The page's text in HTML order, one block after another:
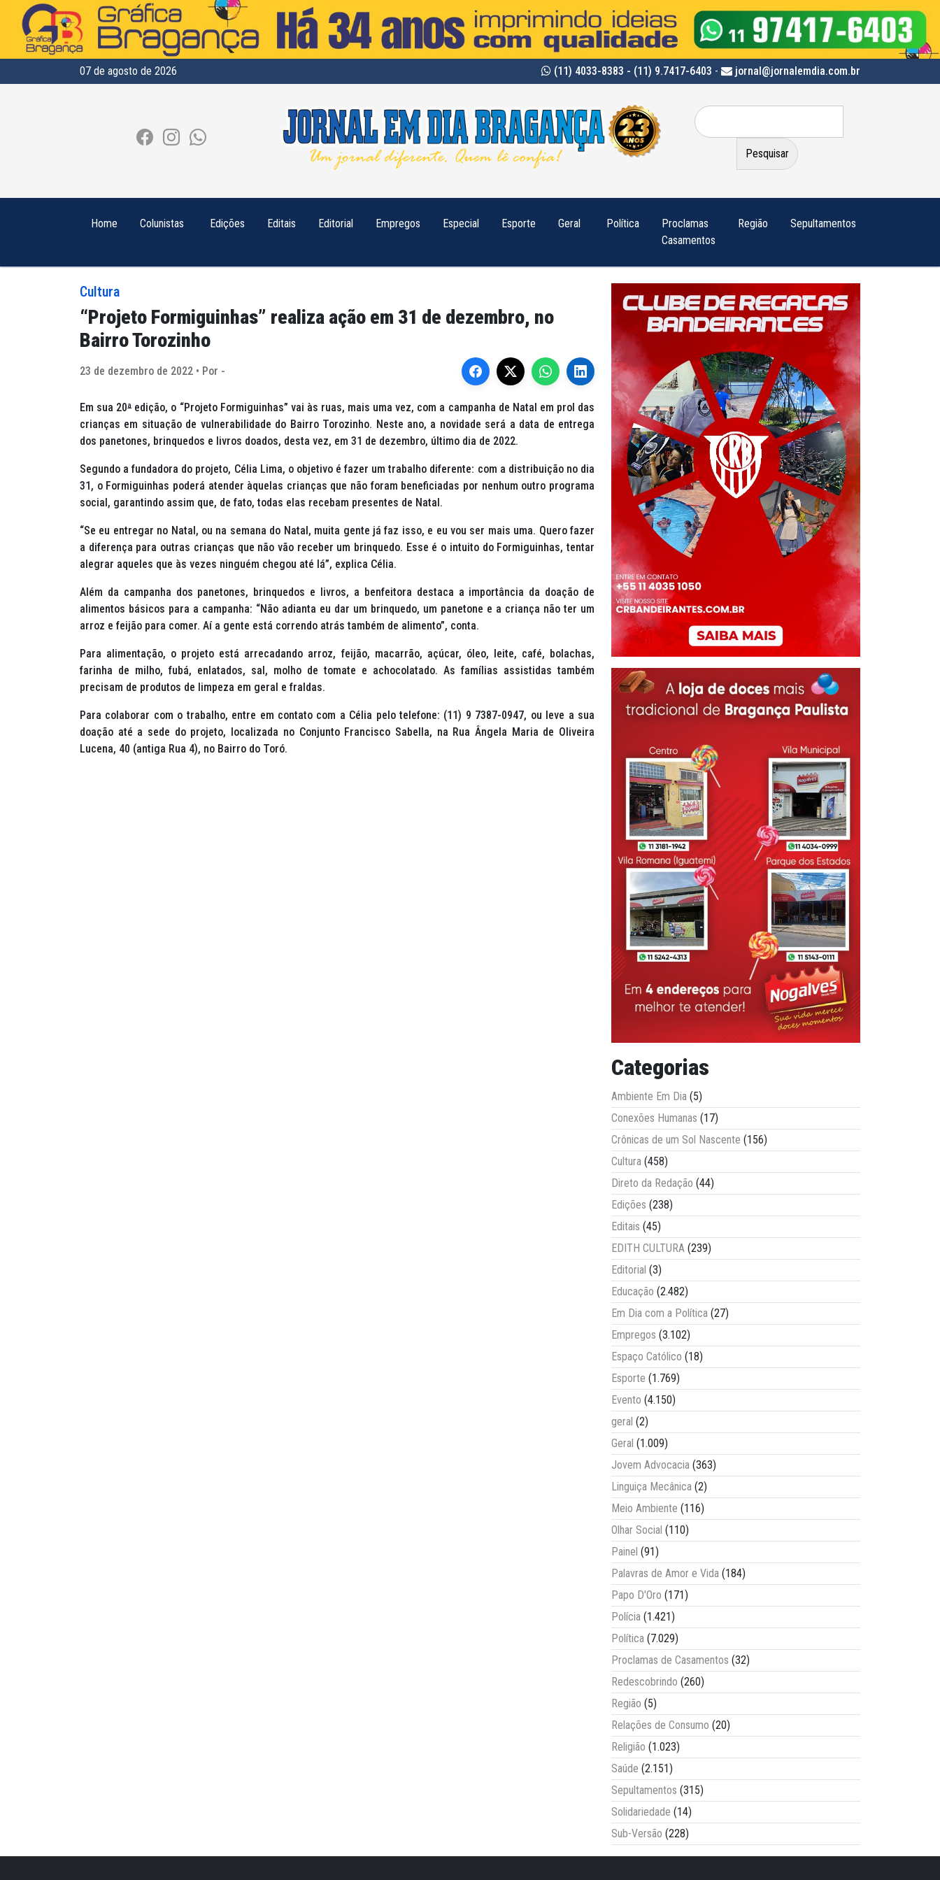
07 de agosto de 2026 (11) 4033-8383 - (11) 9.7417-6403 - jornal@jornalemdia.com.br
Pesquisar
por:
Home Colunistas Edições Editais Editorial Empregos Especial Esporte Geral Política
Proclamas
Casamentos
Região Sepultamentos
Cultura
“Projeto Formiguinhas” realiza ação em 31 de dezembro, no
Bairro Torozinho
23 de dezembro de 2022 • Por -
Em sua 20ªedição, o “Projeto Formiguinhas” vai às ruas, mais uma vez, com a campanha de Natal em prol das
crianças em situação de vulnerabilidade do Bairro Torozinho. Neste ano, a novidade será a data de entrega
dos panetones, brinquedos e livros doados, desta vez, em 31 de dezembro, último dia de 2022.
Segundo a fundadora do projeto, Célia Lima, o objetivo é fazer um trabalho diferente: com a distribuição no dia
31, o Formiguinhas poderá atender àquelas crianças que não foram beneficiadas por nenhum outro programa
social, garantindo assim que, de fato, todas elas recebam presentes de Natal.
“Se eu entregar no Natal, ou na semana do Natal, muita gente já faz isso, e eu vou ser mais uma. Quero fazer
a diferença para outras crianças que não vão receber um brinquedo. Esse é o intuito do Formiguinhas, tentar
alegrar aqueles que às vezes ninguém chegou até lá”, explica Célia.
Além da campanha dos panetones, brinquedos e livros, a benfeitora destaca a importância da doação de
alimentos básicos para a campanha: “Não adianta eu dar um brinquedo, um panetone e a criança não ter um
arroz e feijão para comer. Aí a gente está correndo atrás também de alimento”, conta.
Para alimentação, o projeto está arrecadando arroz, feijão, macarrão, açúcar, óleo, leite, café, bolachas,
farinha de milho, fubá, enlatados, sal, molho de tomate e achocolatado. As famílias assistidas também
precisam de produtos de limpeza em geral e fraldas.
Para colaborar com o trabalho, entre em contato com a Célia pelo telefone: (11) 9 7387-0947, ou leve a sua
doação até a sede do projeto, localizada no Conjunto Francisco Sabella, na Rua Ângela Maria de Oliveira
Lucena, 40 (antiga Rua 4), no Bairro do Toró.
Categorias
Ambiente Em Dia (5)
Conexões Humanas (17)
Crônicas de um Sol Nascente (156)
Cultura (458)
Direto da Redação (44)
Edições (238)
Editais (45)
EDITH CULTURA (239)
Editorial (3)
Educação (2.482)
Em Dia com a Política (27)
Empregos (3.102)
Espaço Católico (18)
Esporte (1.769)
Evento (4.150)
geral (2)
Geral (1.009)
Jovem Advocacia (363)
Linguiça Mecânica (2)
Meio Ambiente (116)
Olhar Social (110)
Painel (91)
Palavras de Amor e Vida (184)
Papo D'Oro (171)
Polícia (1.421)
Política (7.029)
Proclamas de Casamentos (32)
Redescobrindo (260)
Região (5)
Relações de Consumo (20)
Religião (1.023)
Saúde (2.151)
Sepultamentos (315)
Solidariedade (14)
Sub-Versão (228)